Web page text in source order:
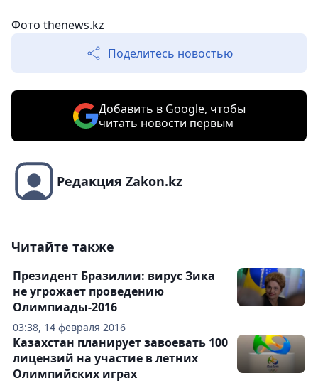
Фото thenews.kz
Поделитесь новостью
Добавить в Google, чтобы
читать новости первым
Редакция Zakon.kz
Читайте также
03:38, 14 февраля 2016
Президент Бразилии: вирус Зика
не угрожает проведению
Олимпиады-2016
Казахстан планирует завоевать 100
лицензий на участие в летних
Олимпийских играх